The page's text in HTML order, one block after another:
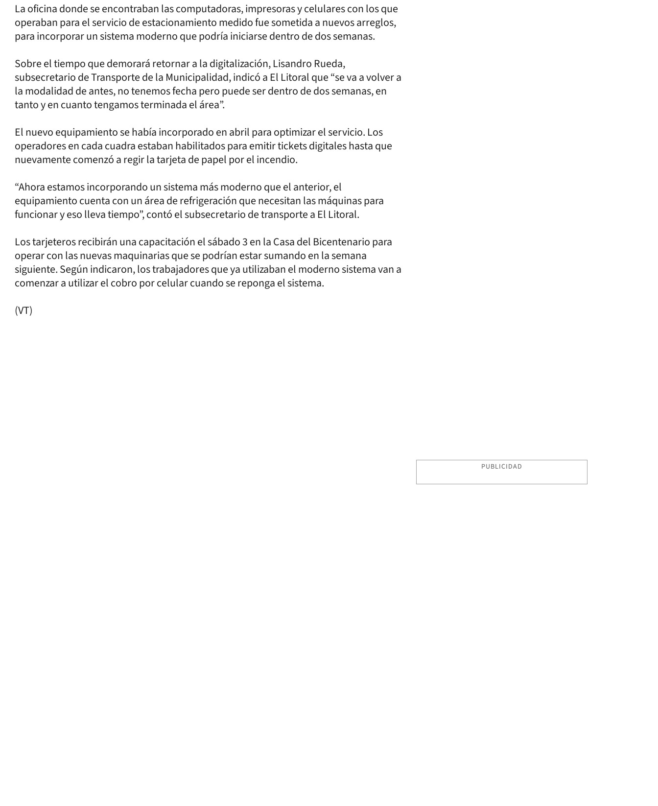
La oficina donde se encontraban las computadoras, impresoras y celulares con los que
operaban para el servicio de estacionamiento medido fue sometida a nuevos arreglos,
para incorporar un sistema moderno que podría iniciarse dentro de dos semanas.
Sobre el tiempo que demorará retornar a la digitalización, Lisandro Rueda,
subsecretario de Transporte de la Municipalidad, indicó a El Litoral que “se va a volver a
la modalidad de antes, no tenemos fecha pero puede ser dentro de dos semanas, en
tanto y en cuanto tengamos terminada el área”.
El nuevo equipamiento se había incorporado en abril para optimizar el servicio. Los
operadores en cada cuadra estaban habilitados para emitir tickets digitales hasta que
nuevamente comenzó a regir la tarjeta de papel por el incendio.
“Ahora estamos incorporando un sistema más moderno que el anterior, el
equipamiento cuenta con un área de refrigeración que necesitan las máquinas para
funcionar y eso lleva tiempo”, contó el subsecretario de transporte a El Litoral.
Los tarjeteros recibirán una capacitación el sábado 3 en la Casa del Bicentenario para
operar con las nuevas maquinarias que se podrían estar sumando en la semana
siguiente. Según indicaron, los trabajadores que ya utilizaban el moderno sistema van a
comenzar a utilizar el cobro por celular cuando se reponga el sistema.
(VT)
PUBLICIDAD